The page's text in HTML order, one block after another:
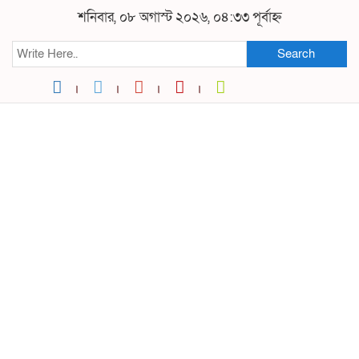
শনিবার, ০৮ অগাস্ট ২০২৬, ০৪:৩৩ পূর্বাহ্ন
Search